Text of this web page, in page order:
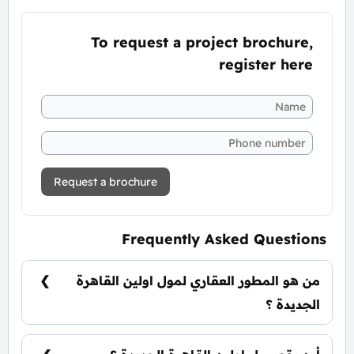
To request a project brochure,
register here
Request a brochure
Frequently Asked Questions
من هو المطور العقاري لمول اولين القاهرة
الجديدة ؟
شركة ماس للتطوير العقاري Mass Developments.